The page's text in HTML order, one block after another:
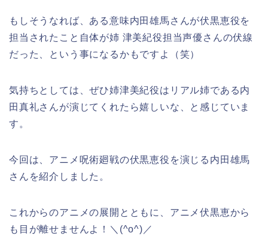
もしそうなれば、ある意味内田雄馬さんが伏黒恵役を
担当されたこと自体が姉 津美紀役担当声優さんの伏線
だった、という事になるかもですよ（笑）
気持ちとしては、ぜひ姉津美紀役はリアル姉である内
田真礼さんが演じてくれたら嬉しいな、と感じていま
す。
今回は、アニメ呪術廻戦の伏黒恵役を演じる内田雄馬
さんを紹介しました。
これからのアニメの展開とともに、アニメ伏黒恵から
も目が離せませんよ！＼(^o^)／